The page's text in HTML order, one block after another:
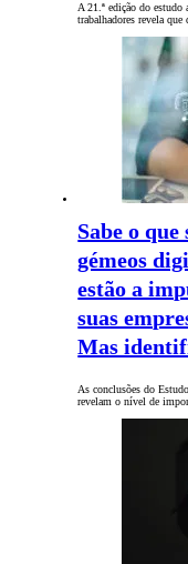
A 21.ª edição do estudo
trabalhadores revela
Sabe o
gémeos
estão a
suas
Mas
As conclusões do
revelam o nível de